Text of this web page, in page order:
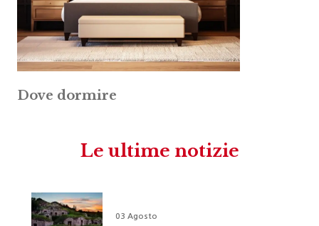
Dove dormire
Le ultime notizie
03 Agosto